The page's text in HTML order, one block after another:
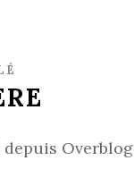
Overblog